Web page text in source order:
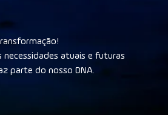
necessidades atuais e futuras
parte do nosso DNA.